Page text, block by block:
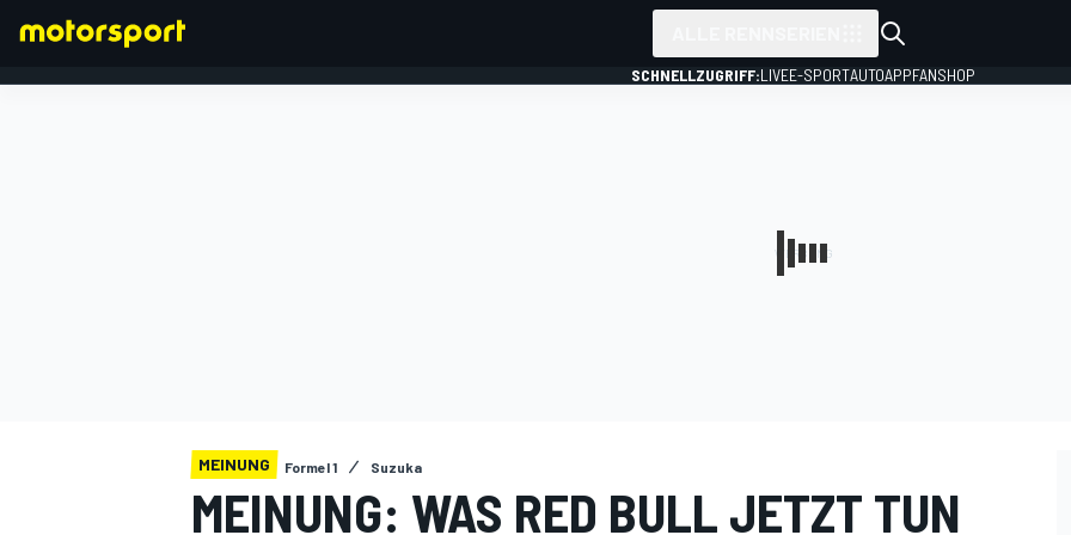
SCHNELLZUGRIFF:LIVEE-SPORTAUTOAPPFANSHOP
MEINUNG Formel 1 Suzuka
MEINUNG: WAS RED BULL JETZT TUN